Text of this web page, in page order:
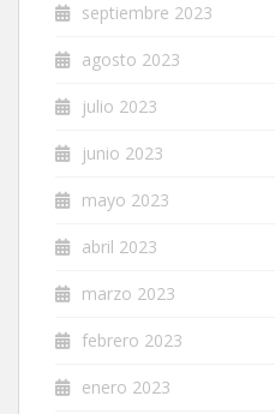
septiembre 2023
agosto 2023
julio 2023
junio 2023
mayo 2023
abril 2023
marzo 2023
febrero 2023
enero 2023